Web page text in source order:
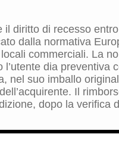
il diritto di recesso
dalla normativa
commerciali. La
dia preventiva
nel suo imballo
Il
dopo la verifica